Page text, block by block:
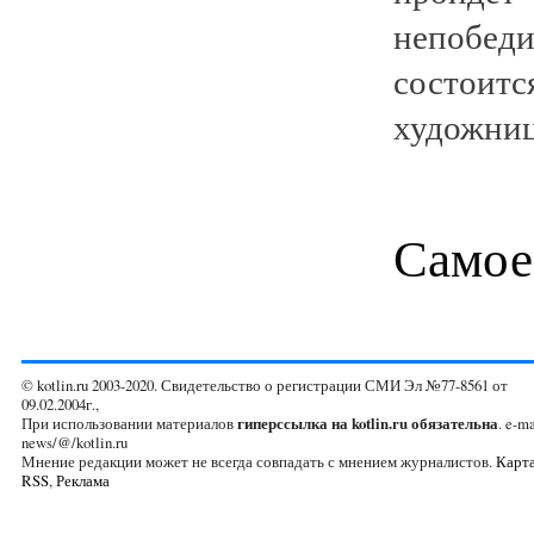
© kotlin.ru 2003-2020. Свидетельство о регистрации СМИ Эл №77-8561 от
09.02.2004г.,
При использовании материаловгиперссылка на kotlin.ru обязательна. e-
news/@/kotlin.ru
Мнение редакции может не всегда совпадать с мнением журналистов.
RSS,Реклама